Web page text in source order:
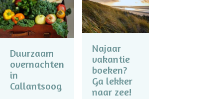
Duurzaam
overnachten
in
Callantsoog
Najaar
vakantie
boeken?
Ga lekker
naar zee!